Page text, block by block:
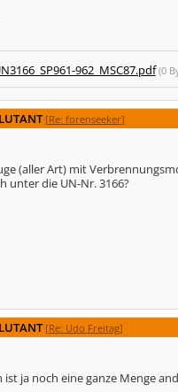
962_MSC87.pdf (0
[Re: forenseeker]
(aller Art) mit
unter die UN-Nr. 3166?
[Re: Udo Freitag]
ist ja noch eine ganze Menge